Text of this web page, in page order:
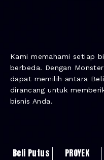
Kami memahami setiap
berbeda. Dengan
dapat memilih antara
dirancang untuk
bisnis Anda.
Beli Putus PROYEK